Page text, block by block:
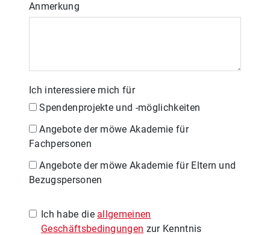
Anmerkung
Ich interessiere mich für
Spendenprojekte und -möglichkeiten
Angebote der möwe Akademie für
Fachpersonen
Angebote der möwe Akademie für Eltern und
Bezugspersonen
Ich habe die allgemeinen
Geschäftsbedingungen zur Kenntnis